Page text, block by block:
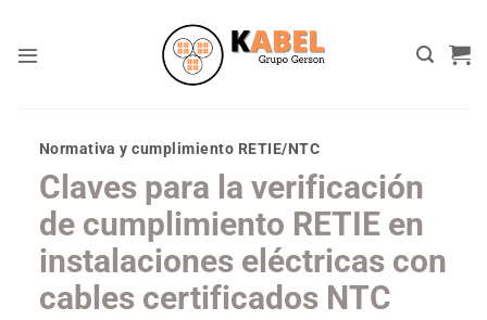
content
Normativa y cumplimiento RETIE/NTC
Claves para la verificación
de cumplimiento RETIE en
instalaciones eléctricas con
cables certificados NTC